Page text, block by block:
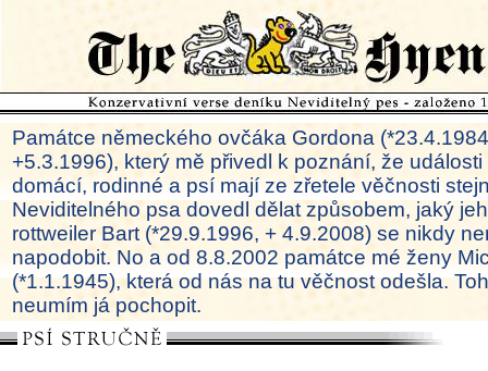
Památce německého ovčáka Gordona
+5.3.1996), který mě přivedl k poznání, že
domácí, rodinné a psí mají ze zřetele věčnosti
Neviditelného psa dovedl dělat způsobem, jaký
rottweiler Bart (*29.9.1996, + 4.9.2008) se nikdy
napodobit. No a od 8.8.2002 památce mé ženy
(*1.1.1945), která od nás na tu věčnost odešla.
neumím já pochopit.